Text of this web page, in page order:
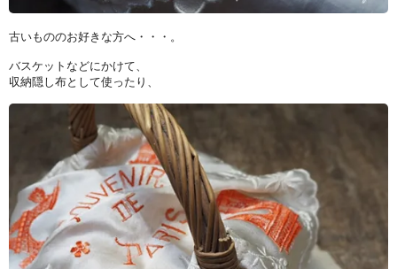
古いもののお好きな方へ・・・。
バスケットなどにかけて、
収納隠し布として使ったり、